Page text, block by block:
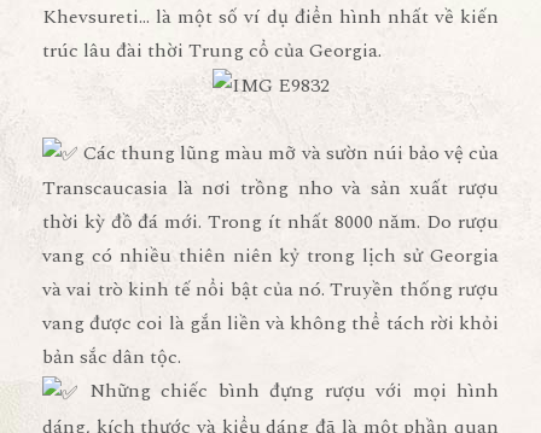
Khevsureti… là một số ví dụ điển hình nhất về kiến
trúc lâu đài thời Trung cổ của Georgia.
Các thung lũng màu mỡ và sườn núi bảo vệ của
Transcaucasia là nơi trồng nho và sản xuất rượu
thời kỳ đồ đá mới. Trong ít nhất 8000 năm. Do rượu
vang có nhiều thiên niên kỷ trong lịch sử Georgia
và vai trò kinh tế nổi bật của nó. Truyền thống rượu
vang được coi là gắn liền và không thể tách rời khỏi
bản sắc dân tộc.
Những chiếc bình đựng rượu với mọi hình
dáng, kích thước và kiểu dáng đã là một phần quan